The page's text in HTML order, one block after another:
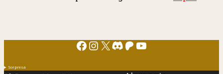
Facebook
Instagram
X Discord
Patreon
YouTube
Sorpresa